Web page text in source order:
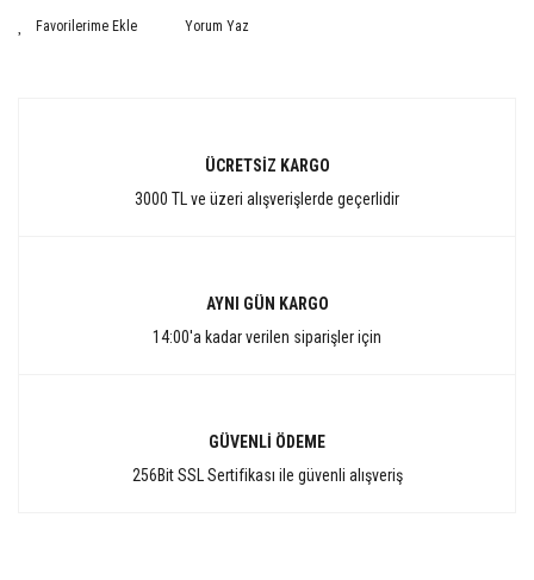
Yorum Yaz
ÜCRETSİZ KARGO
3000 TL ve üzeri alışverişlerde geçerlidir
AYNI GÜN KARGO
14:00'a kadar verilen siparişler için
GÜVENLİ ÖDEME
256Bit SSL Sertifikası ile güvenli alışveriş